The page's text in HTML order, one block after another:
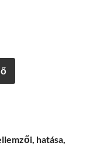
hatása,